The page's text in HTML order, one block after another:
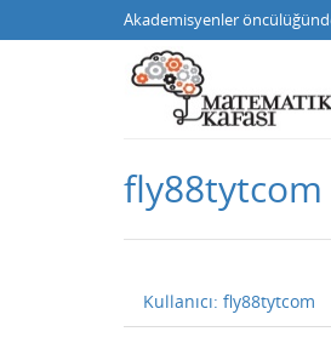
Akademisyenler
Kullanıcı: fly88tytcom